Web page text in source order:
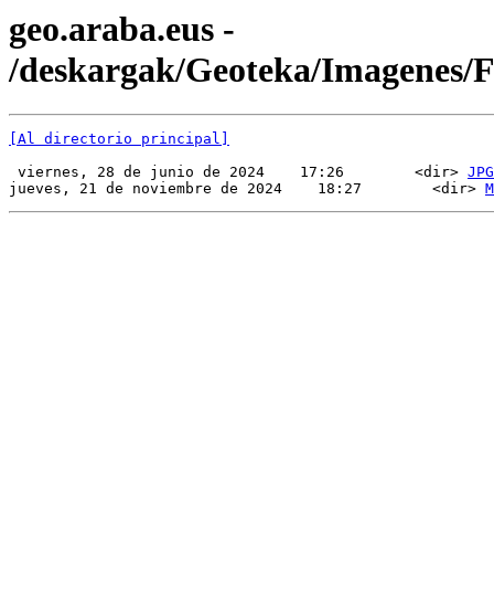
geo.araba.eus -
/deskargak/Geoteka/Imagenes/
[Al directorio principal]
viernes, 28 de junio de 2024    17:26        <dir> JPG
jueves, 21 de noviembre de 2024    18:27        <dir>